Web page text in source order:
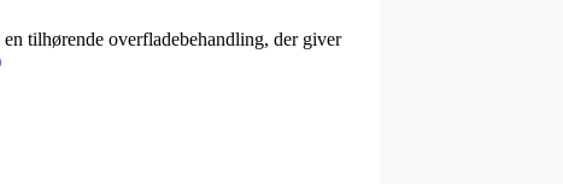
tilhørende overfladebehandling, der giver